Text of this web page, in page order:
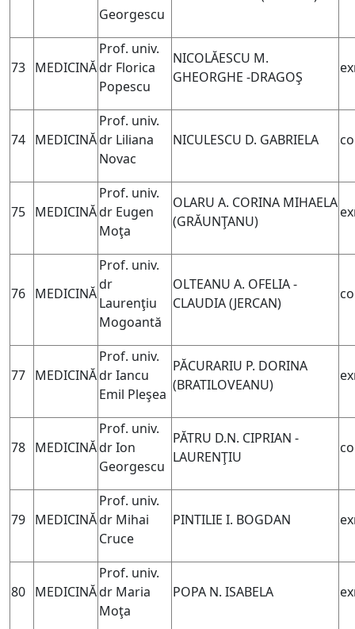
Georgescu
73 MEDICINĂ
Prof. univ.
dr Florica
Popescu
NICOLĂESCU M.
GHEORGHE -DRAGOŞ
74 MEDICINĂ
Prof. univ.
dr Liliana
Novac
NICULESCU D. GABRIELA
75 MEDICINĂ
Prof. univ.
dr Eugen
Moţa
OLARU A. CORINA MIHAELA
(GRĂUNŢANU)
76 MEDICINĂ
Prof. univ.
dr
Laurenţiu
Mogoantă
OLTEANU A. OFELIA -
CLAUDIA (JERCAN)
77 MEDICINĂ
Prof. univ.
dr Iancu
Emil Pleşea
PĂCURARIU P. DORINA
(BRATILOVEANU)
78 MEDICINĂ
Prof. univ.
dr Ion
Georgescu
PĂTRU D.N. CIPRIAN -
LAURENŢIU
79 MEDICINĂ
Prof. univ.
dr Mihai
Cruce
PINTILIE I. BOGDAN
80 MEDICINĂ
Prof. univ.
dr Maria
Moţa
POPA N. ISABELA